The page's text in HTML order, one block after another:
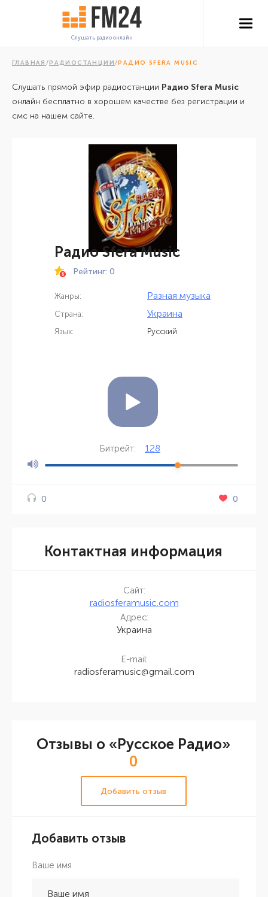
Слушать радио онлайн
ГЛАВНАЯ /РАДИОСТАНЦИИ/РАДИО SFERA MUSIC
Слушать прямой эфир радиостанции Радио Sfera Music
онлайн бесплатно в хорошем качестве без регистрации и
смс на нашем сайте.
Радио Sfera Music
Рейтинг: 0
Жанры: Разная музыка
Страна: Украина
Язык: Русский
Битрейт: 128
0 0
Контактная информация
Сайт:
radiosferamusic.com
Адрес:
Украина
E-mail:
radiosferamusic@gmail.com
Отзывы о «Русское Радио»
0
Добавить отзыв
Добавить отзыв
Ваше имя